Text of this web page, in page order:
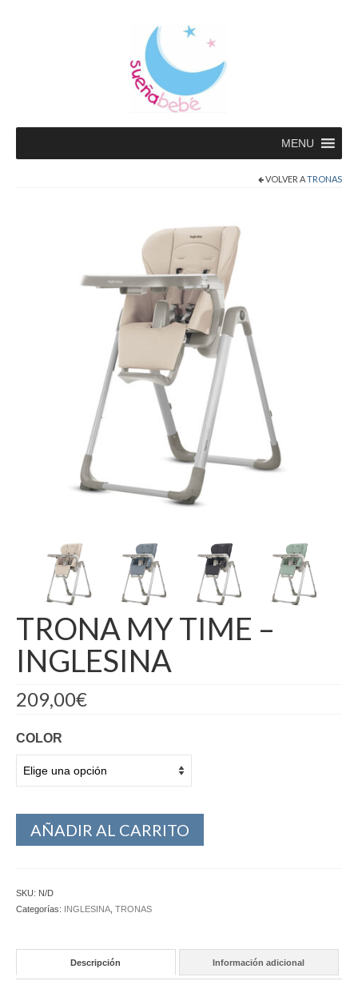
MENU
VOLVER ATRONAS
TRONA MY TIME –
INGLESINA
209,00€
COLOR
AÑADIR AL CARRITO
SKU: N/D
Categorías: INGLESINA TRONAS
Descripción Información adicional